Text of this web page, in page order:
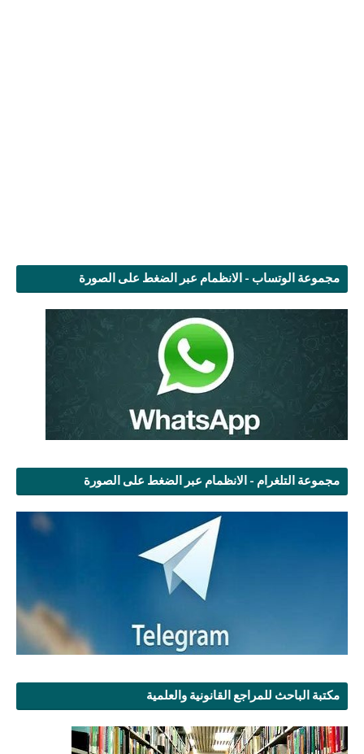
مجموعة الوتساب - الانظمام عبر الضغط على الصورة
مجموعة التلغرام - الانظمام عبر الضغط على الصورة
مكتبة الباحث للمراجع القانونية والعلمية